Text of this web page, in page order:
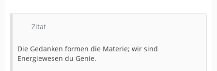
Zitat
Die Gedanken formen die Materie; wir sind
Energiewesen du Genie.